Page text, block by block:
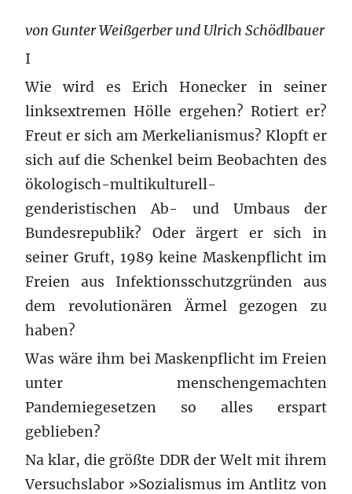
von Gunter Weißgerber und Ulrich Schödlbauer
I
Wie wird es Erich Honecker in seiner
linksextremen Hölle ergehen? Rotiert er?
Freut er sich am Merkelianismus? Klopft er
sich auf die Schenkel beim Beobachten des
ökologisch-multikulturell-
genderistischen Ab- und Umbaus der
Bundesrepublik? Oder ärgert er sich in
seiner Gruft, 1989 keine Maskenpflicht im
Freien aus Infektionsschutzgründen aus
dem revolutionären Ärmel gezogen zu
haben?
Was wäre ihm bei Maskenpflicht im Freien
unter menschengemachten
Pandemiegesetzen so alles erspart
geblieben?
Na klar, die größte DDR der Welt mit ihrem
Versuchslabor »Sozialismus im Antlitz von